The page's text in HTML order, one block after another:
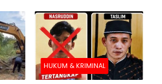
HUKUM & KRIMINAL